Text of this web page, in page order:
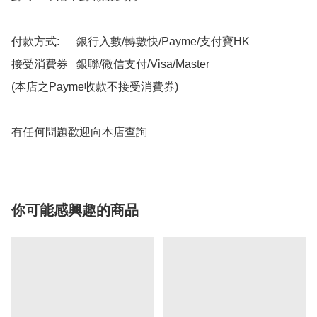
付款方式:      銀行入數/轉數快/Payme/支付寶HK
接受消費券   銀聯/微信支付/Visa/Master
(本店之Payme收款不接受消費券)
有任何問題歡迎向本店查詢
你可能感興趣的商品